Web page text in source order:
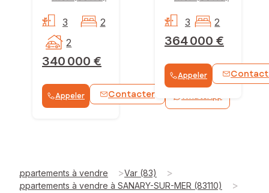
340 000 €
3
2
2
Appeler Contacter WhatsApp
364 000 €
3 2
Appeler
Appartements à vendre >Var (83) >
Appartements à vendre à SANARY-SUR-MER (83110) >